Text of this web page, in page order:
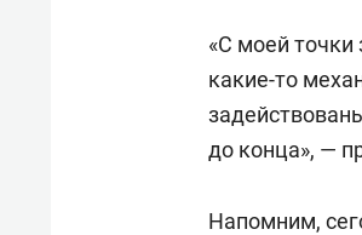
«С моей точки
какие-то
до конца», —
Напомним,